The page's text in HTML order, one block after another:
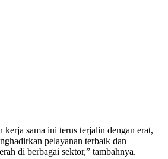
kerja sama ini terus terjalin dengan erat,
pelayanan terbaik dan
di berbagai sektor,” tambahnya.